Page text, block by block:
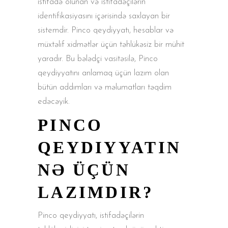
istifadə olunan və istifadəçilərin
identifikasiyasını içərisində saxlayan bir
sistemdir. Pinco qeydiyyatı, hesablar və
müxtəlif xidmətlər üçün təhlükəsiz bir mühit
yaradır. Bu bələdçi vasitəsilə, Pinco
qeydiyyatını anlamaq üçün lazım olan
bütün addımları və məlumatları təqdim
edəcəyik.
PINCO
QEYDIYYATIN
NƏ ÜÇÜN
LAZIMDIR?
Pinco qeydiyyatı, istifadəçilərin